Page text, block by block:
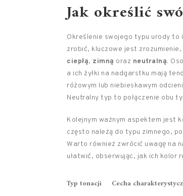
Jak określić
Określenie swojego typu urody to
zrobić, kluczowe jest
ciepłą, zimną oraz neutralną.
a ich żyłki na nadgarstku mają
różowym lub niebieskawym
Neutralny typ to połączenie obu
Kolejnym ważnym aspektem jest
często należą do typu zimnego,
Warto również zwrócić uwagę na
ułatwić, obserwując, jak ich kolor
Typ tonacji Cecha